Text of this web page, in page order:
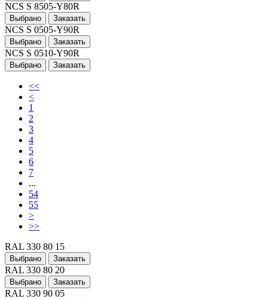
NCS S 8505-Y80R
Выбрано Заказать
NCS S 0505-Y90R
Выбрано Заказать
NCS S 0510-Y90R
Выбрано Заказать
<<
<
1
2
3
4
5
6
7
...
54
55
>
>>
RAL 330 80 15
Выбрано Заказать
RAL 330 80 20
Выбрано Заказать
RAL 330 90 05